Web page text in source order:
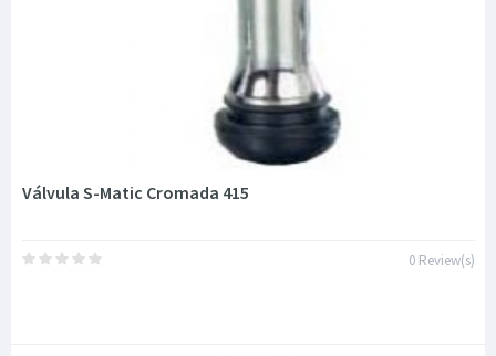
Válvula S-Matic Cromada 415
0 Review(s)